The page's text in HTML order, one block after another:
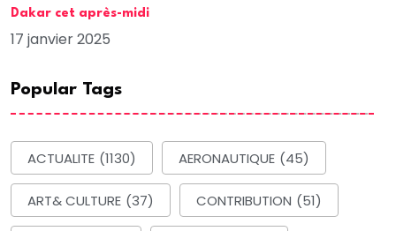
Dakar cet après-midi
17 janvier 2025
Popular Tags
ACTUALITE (1130) AERONAUTIQUE (45)
ART& CULTURE (37) CONTRIBUTION (51)